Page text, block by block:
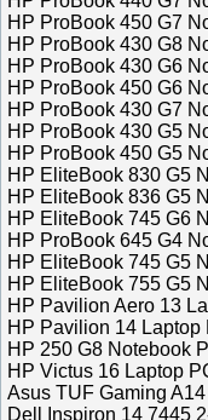
HP ProBook 450 G7
HP ProBook 430 G8
HP ProBook 430 G6
HP ProBook 450 G6
HP ProBook 430 G7
HP ProBook 430 G5
HP ProBook 450 G5
HP EliteBook 830 G5
HP EliteBook 836 G5
HP EliteBook 745 G6
HP ProBook 645 G4
HP EliteBook 745 G5
HP EliteBook 755 G5
HP Pavilion Aero 13
HP Pavilion 14 Laptop
HP 250 G8 Notebook
HP Victus 16 Laptop
Asus TUF Gaming
Dell Inspiron 14 7445